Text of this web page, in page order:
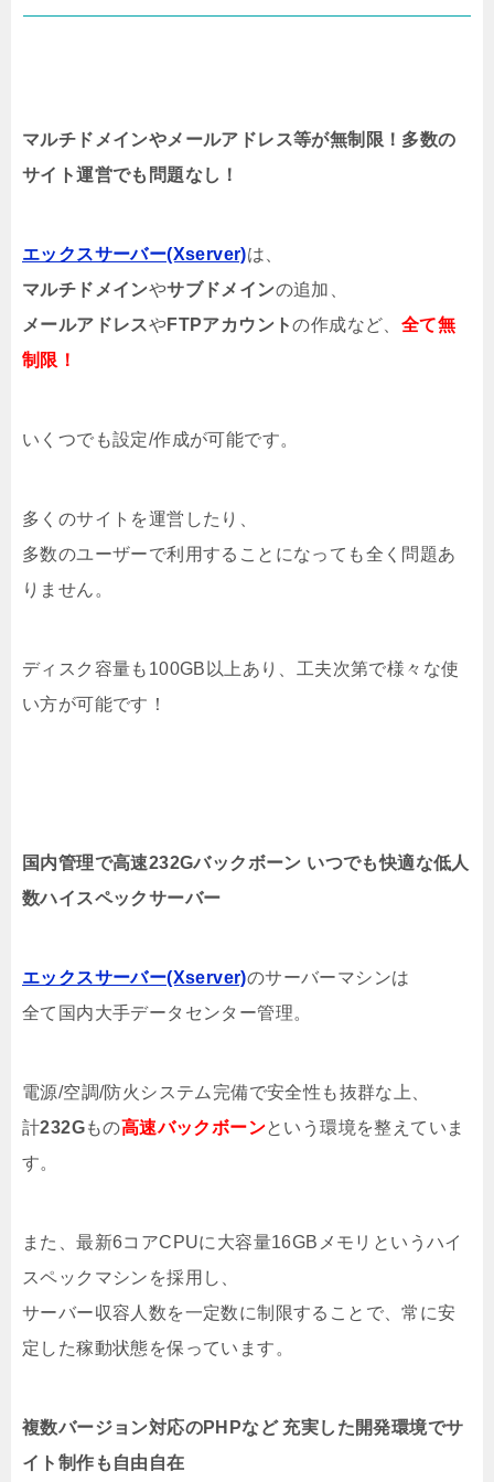
マルチドメインやメールアドレス等が無制限！多数の
サイト運営でも問題なし！
エックスサーバー(Xserver)は、
マルチドメインやサブドメインの追加、
メールアドレスやFTPアカウントの作成など、 全て無
制限！
いくつでも設定/作成が可能です。
多くのサイトを運営したり、
多数のユーザーで利用することになっても全く問題あ
りません。
ディスク容量も100GB以上あり、工夫次第で様々な使
い方が可能です！
国内管理で高速232Gバックボーン いつでも快適な低人
数ハイスペックサーバー
エックスサーバー(Xserver)のサーバーマシンは
全て国内大手データセンター管理。
電源/空調/防火システム完備で安全性も抜群な上、
計232Gもの高速バックボーンという環境を整えていま
す。
また、最新6コアCPUに大容量16GBメモリというハイ
スペックマシンを採用し、
サーバー収容人数を一定数に制限することで、常に安
定した稼動状態を保っています。
複数バージョン対応のPHPなど 充実した開発環境でサ
イト制作も自由自在